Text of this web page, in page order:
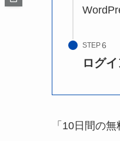
STEP
ログ
「10日間の